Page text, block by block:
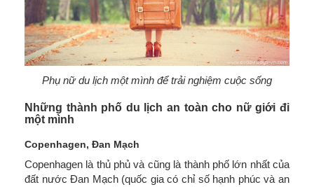
Phụ nữ du lịch một mình để trải nghiệm cuộc sống
Những thành phố du lịch an toàn cho nữ giới đi
một mình
Copenhagen, Đan Mạch
Copenhagen là thủ phủ và cũng là thành phố lớn nhất của
đất nước Đan Mạch (quốc gia có chỉ số hạnh phúc và an